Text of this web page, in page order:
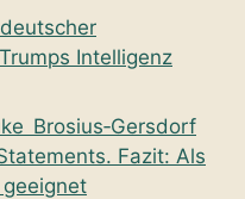
Intelligenz
Brosius‑Gersdorf
Fazit: Als